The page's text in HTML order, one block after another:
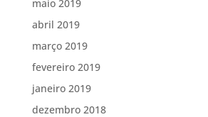
maio 2019
abril 2019
março 2019
fevereiro 2019
janeiro 2019
dezembro 2018